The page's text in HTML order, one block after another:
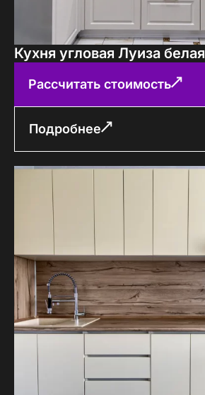
Кухня угловая Луиза белая
Рассчитать стоимость
Подробнее